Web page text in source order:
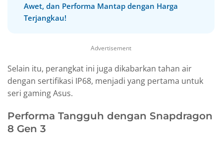
Awet, dan Performa Mantap dengan Harga
Terjangkau!
Advertisement
Selain itu, perangkat ini juga dikabarkan tahan air
dengan sertifikasi IP68, menjadi yang pertama untuk
seri gaming Asus.
Performa Tangguh dengan Snapdragon
8 Gen 3